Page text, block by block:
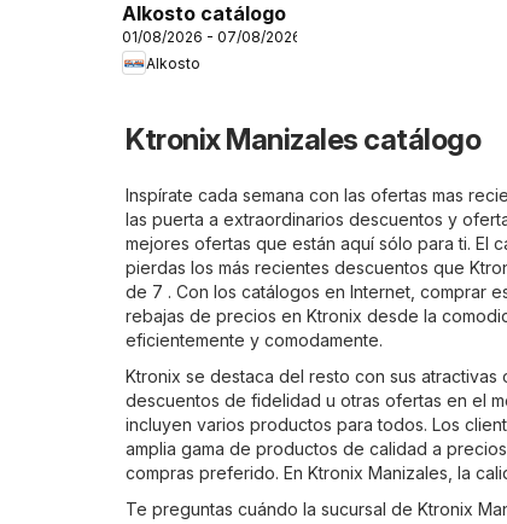
Alkosto catálogo
01/08/2026 - 07/08/2026
Alkosto
Ktronix Manizales catálogo
Inspírate cada semana con las ofertas mas
las puerta a extraordinarios descuentos y
mejores ofertas que están aquí sólo para ti. El
pierdas los más recientes descuentos que
de 7 . Con los catálogos en Internet, comprar
rebajas de precios en Ktronix desde la
eficientemente y comodamente.
Ktronix se destaca del resto con sus atractivas
descuentos de fidelidad u otras ofertas en el
incluyen varios productos para todos. Los
amplia gama de productos de calidad a
compras preferido. En Ktronix Manizales, la
Te preguntas cuándo la sucursal de Ktronix